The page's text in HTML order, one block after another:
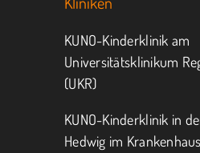
KUNO-Kinderklinik am
Universitätsklinikum
(UKR)
KUNO-Kinderklinik in
Hedwig im